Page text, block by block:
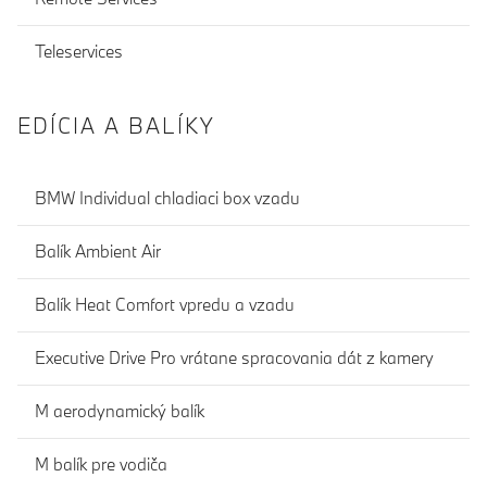
Teleservices
EDÍCIA A BALÍKY
BMW Individual chladiaci box vzadu
Balík Ambient Air
Balík Heat Comfort vpredu a vzadu
Executive Drive Pro vrátane spracovania dát z kamery
M aerodynamický balík
M balík pre vodiča